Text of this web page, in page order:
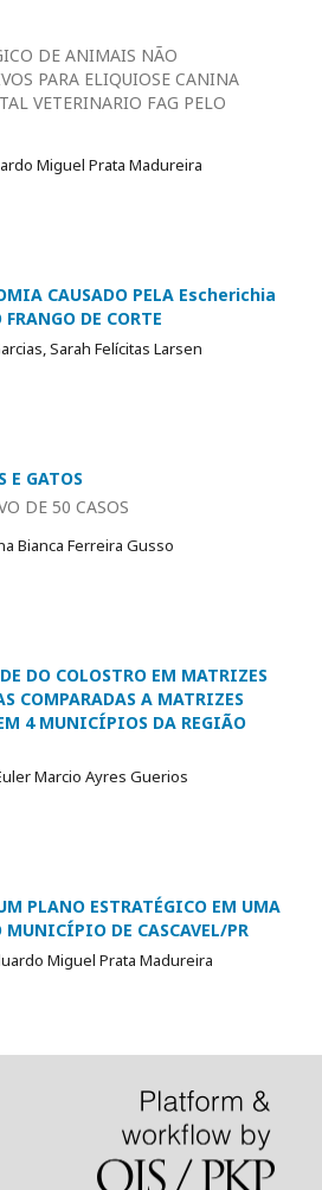
DE ANIMAIS NÃO
PARA ELIQUIOSE CANINA
VETERINARIO FAG PELO
Miguel Prata Madureira
CAUSADO PELA Escherichia
DE CORTE
Sarah Felícitas Larsen
E GATOS
DE 50 CASOS
Bianca Ferreira Gusso
DO COLOSTRO EM MATRIZES
COMPARADAS A MATRIZES
4 MUNICÍPIOS DA REGIÃO
Marcio Ayres Guerios
PLANO ESTRATÉGICO EM UMA
MUNICÍPIO DE CASCAVEL/PR
Miguel Prata Madureira